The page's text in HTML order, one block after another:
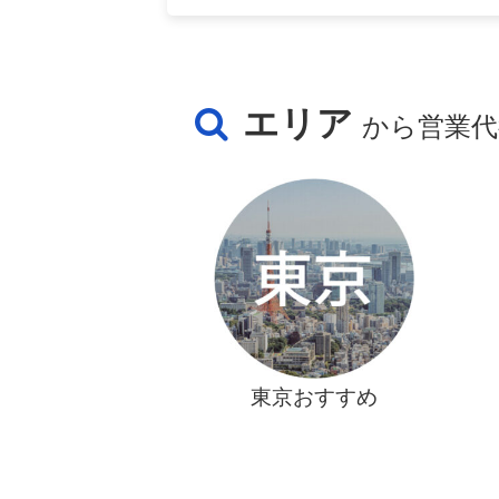
エリア から営業
東京おすすめ